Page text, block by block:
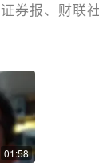
券报、财联
01:58